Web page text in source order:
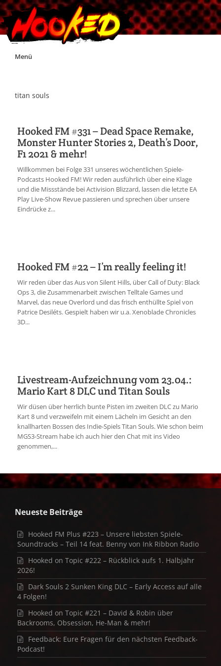
Skip
Menü
Impressum
Jobs
Discord
titan souls
Hooked FM #331 – Dead Space Remake,
Monster Hunter Stories 2, Death’s Door,
F1 2021 & mehr!
Willkommen bei Folge 331 unseres wöchentlichen Spiele-
Podcasts Hooked FM! Wir reden ausführlich über eine Klage
und die Missstände bei Activision Blizzard, lassen die letzte EA
Play Live-Show Revue passieren und sprechen über unsere
Eindrücke z...
Hooked FM #22 – I’m really feeling it!
Wir reden über das Aus von Silent Hills, über Call of Duty: Black
Ops 3, die Zusammenarbeit zwischen Telltale Games und
Marvel, das neue Overlord und das frisch enthüllte Spiel von
Patrice Desiléts. Gespielt haben wir u.a. Xenoblade Chronicles
3D...
Livestream-Aufzeichnung vom 23.04.:
Mario Kart 8 DLC und Titan Souls
Wir düsen über herrlich bunte Pisten im zweiten DLC zu Mario
Kart 8 und verzweifeln mit einem Lächeln im Gesicht an den
knallharten Bossen des Indie-Spiels Titan Souls. Wie schon beim
MGS3-Stream habe ich auch hier den Chat mit ins Video
genommen,...
Neueste Beiträge
Hooked FM Plus #223 – Unsere liebsten Spiele-
Soundtracks – Teil 14 feat. Benny von Ink Ribbon Radio
Hooked on Topic #222 – Rückblick aufs 1. Halbjahr
2026!
Dark Souls 2 Sunken King DLC – Early Access auf alle
4 Folgen!
Hooked on Topic #221 – David & Robin über
Backrooms, Obsession, He-Man & mehr!
Feedback: Eure Fragen für den nächsten Feedback-
Podcast!